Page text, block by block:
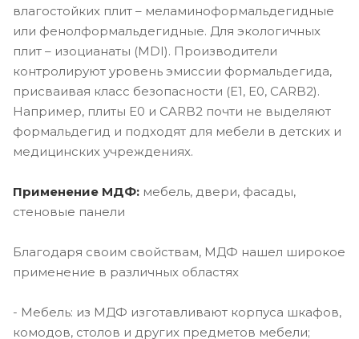
влагостойких плит – меламиноформальдегидные
или фенолформальдегидные. Для экологичных
плит – изоцианаты (MDI). Производители
контролируют уровень эмиссии формальдегида,
присваивая класс безопасности (E1, E0, CARB2).
Например, плиты E0 и CARB2 почти не выделяют
формальдегид и подходят для мебели в детских и
медицинских учреждениях.
Применение МДФ: мебель, двери, фасады,
стеновые панели
Благодаря своим свойствам, МДФ нашел широкое
применение в различных областях
- Мебель: из МДФ изготавливают корпуса шкафов,
комодов, столов и других предметов мебели;